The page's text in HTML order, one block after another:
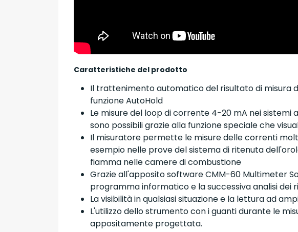
Caratteristiche del prodotto
Il trattenimento automatico del risultato di misura
funzione AutoHold
Le misure del loop di corrente 4-20 mA nei sistemi
sono possibili grazie alla funzione speciale che
Il misuratore permette le misure delle correnti
esempio nelle prove del sistema di ritenuta
fiamma nelle camere di combustione
Grazie all'apposito software CMM-60 Multimeter
programma informatico e la successiva analisi dei
La visibilità in qualsiasi situazione e la lettura ad
L'utilizzo dello strumento con i guanti durante le
appositamente progettata.